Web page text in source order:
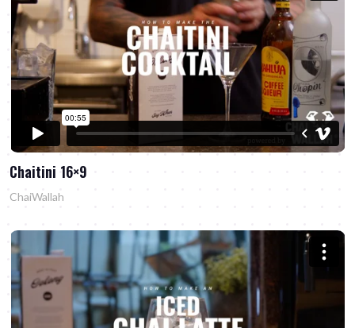
Chaitini 16×9
ChaiWallah